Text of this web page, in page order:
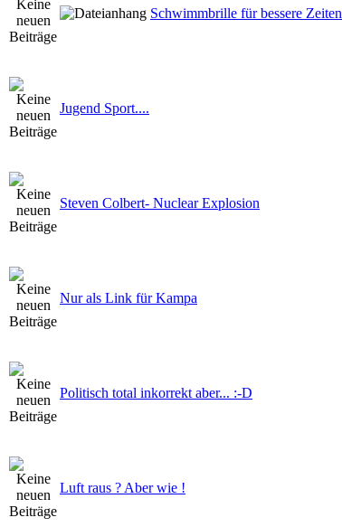
Schwimmbrille für bessere Zeiten
Jugend Sport....
Steven Colbert- Nuclear Explosion
Nur als Link für Kampa
Politisch total inkorrekt aber... :-D
Luft raus ? Aber wie !